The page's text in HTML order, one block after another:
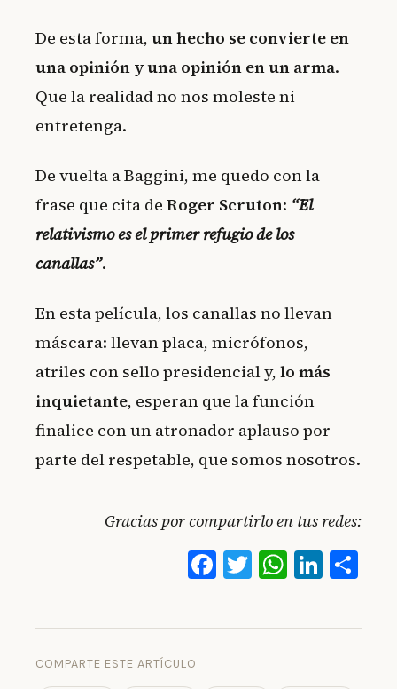
De esta forma, un hecho se convierte en
una opinión y una opinión en un arma.
Que la realidad no nos moleste ni
entretenga.
De vuelta a Baggini, me quedo con la
frase que cita de Roger Scruton: “El
relativismo es el primer refugio de los
canallas”.
En esta película, los canallas no llevan
máscara: llevan placa, micrófonos,
atriles con sello presidencial y, lo más
inquietante, esperan que la función
finalice con un atronador aplauso por
parte del respetable, que somos nosotros.
Gracias por compartirlo en tus redes:
Facebook
Twitter
COMPARTE ESTE ARTÍCULO